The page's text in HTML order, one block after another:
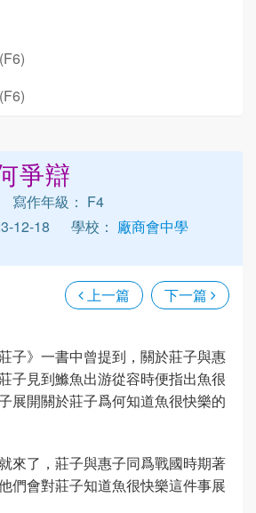
爭辯
寫作年級： F4
12-18
學校： 廠商會中學
上一篇 下一篇
子》一書中曾提到，關於莊子與惠
子見到鰷魚出游從容時便指出魚很
展開關於莊子爲何知道魚很快樂的
來了，莊子與惠子同爲戰國時期著
們會對莊子知道魚很快樂這件事展